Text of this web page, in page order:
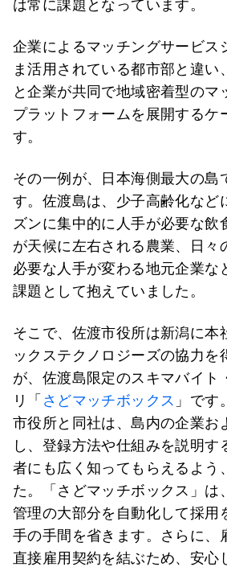
は常に課題となっています。
企業によるマッチングサービス
ま活用されている都市部と違い
と企業が共同で地域密着型のマ
プラットフォームを展開するケ
す。
その一例が、日本海側最大の島
す。佐渡島は、少子高齢化など
ズンに集中的に人手が必要な飲
が天候に左右される農業、日々
必要な人手が変わる地元企業な
課題として抱えていました。
そこで、佐渡市役所は新潟に本
ックステクノロジーズの協力を
が、佐渡島限定のスキマバイト
リ「 さどマッチボックス 」です
市役所と同社は、島内の企業お
し、登録方法や仕組みを説明す
者にも広く知ってもらえるよう
た。「さどマッチボックス」は
管理の大部分を自動化して採用
手の手間を省きます。さらに、
直接雇用契約を結ぶため、安心